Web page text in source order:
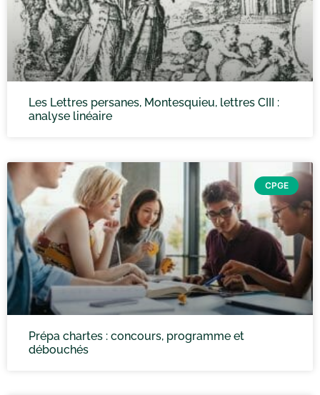
Les Lettres persanes, Montesquieu, lettres CIII :
analyse linéaire
CPGE
Prépa chartes : concours, programme et
débouchés